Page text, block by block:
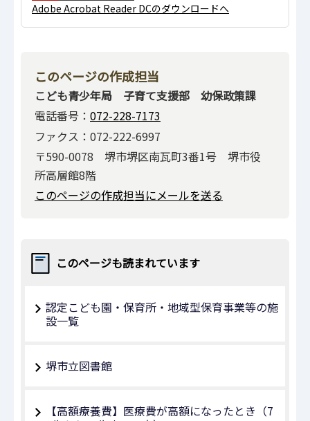
Adobe Acrobat Reader DCのダウンロードへ
このページの作成担当
こども青少年局 子育て支援部 幼保政策課
電話番号： 072-228-7173
ファクス：072-222-6997
〒590-0078 堺市堺区南瓦町3番1号 堺市役
所高層館8階
このページの作成担当にメールを送る
このページも読まれています
認定こども園・保育所・地域型保育事業等の施
設一覧
堺市立図書館
【高額療養費】医療費が高額になったとき（7